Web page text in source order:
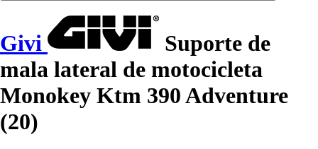
Givi
Suporte de
mala lateral de motocicleta
Monokey Ktm 390 Adventure
(20)